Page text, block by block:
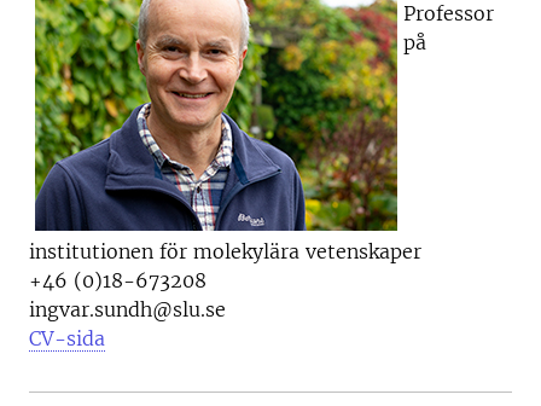
Professor
på
institutionen för molekylära vetenskaper
+46 (0)18-673208
ingvar.sundh@slu.se
CV-sida